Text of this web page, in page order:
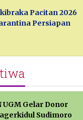
Pacitan 2026
Persiapan
UGM Gelar Donor
Sudimoro